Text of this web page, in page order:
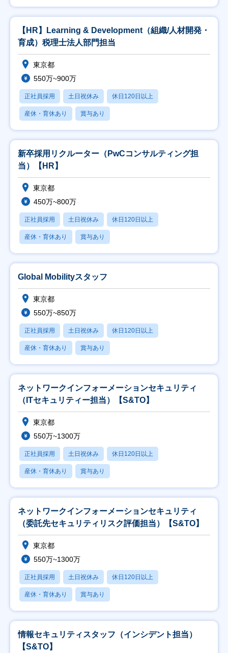
【HR】Learning & Development（組織/人材開発・
育成）税理士法人部門担当
東京都
550万~900万
正社員採用 土日祝休み 休日120日以上
産休・育休あり 賞与あり
新卒採用リクルーター（PwCコンサルティング担
当）【HR】
東京都
450万~800万
正社員採用 土日祝休み 休日120日以上
産休・育休あり 賞与あり
Global Mobilityスタッフ
東京都
550万~850万
正社員採用 土日祝休み 休日120日以上
産休・育休あり 賞与あり
ネットワークインフォーメーションセキュリティ
（ITセキュリティー担当）【S&TO】
東京都
550万~1300万
正社員採用 土日祝休み 休日120日以上
産休・育休あり 賞与あり
ネットワークインフォーメーションセキュリティ
（委託先セキュリティリスク評価担当）【S&TO】
東京都
550万~1300万
正社員採用 土日祝休み 休日120日以上
産休・育休あり 賞与あり
情報セキュリティスタッフ（インシデント担当）
【S&TO】